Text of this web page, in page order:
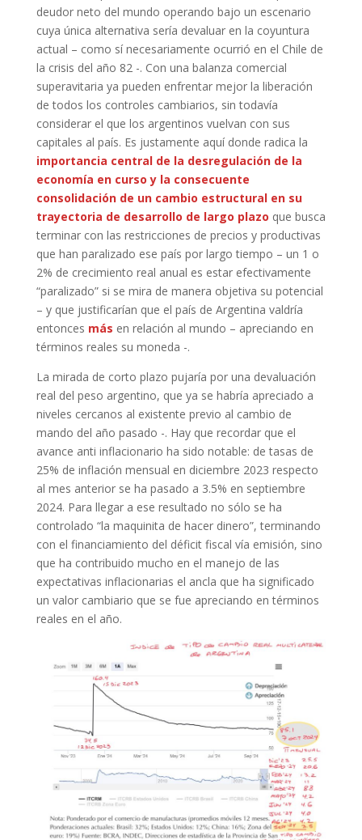
deudor neto del mundo operando bajo un escenario
cuya única alternativa sería devaluar en la coyuntura
actual – como sí necesariamente ocurrió en el Chile de
la crisis del año 82 -. Con una balanza comercial
superavitaria ya pueden enfrentar mejor la liberación
de todos los controles cambiarios, sin todavía
considerar el que los argentinos vuelvan con sus
capitales al país. Es justamente aquí donde radica la
importancia central de la desregulación de la
economía en curso y la consecuente
consolidación de un cambio estructural en su
trayectoria de desarrollo de largo plazo que busca
terminar con las restricciones de precios y productivas
que han paralizado ese país por largo tiempo – un 1 o
2% de crecimiento real anual es estar efectivamente
“paralizado” si se mira de manera objetiva su potencial
– y que justificarían que el país de Argentina valdría
entonces más en relación al mundo – apreciando en
términos reales su moneda -.
La mirada de corto plazo pujaría por una devaluación
real del peso argentino, que ya se habría apreciado a
niveles cercanos al existente previo al cambio de
mando del año pasado -. Hay que recordar que el
avance anti inflacionario ha sido notable: de tasas de
25% de inflación mensual en diciembre 2023 respecto
al mes anterior se ha pasado a 3.5% en septiembre
2024. Para llegar a ese resultado no sólo se ha
controlado “la maquinita de hacer dinero”, terminando
con el financiamiento del déficit fiscal vía emisión, sino
que ha contribuido mucho en el manejo de las
expectativas inflacionarias el ancla que ha significado
un valor cambiario que se fue apreciando en términos
reales en el año.